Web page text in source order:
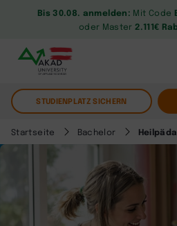
Bis 30.08. anmelden: Mit Code
oder Master2.111€
STUDIENPLATZ SICHERN
Startseite Bachelor